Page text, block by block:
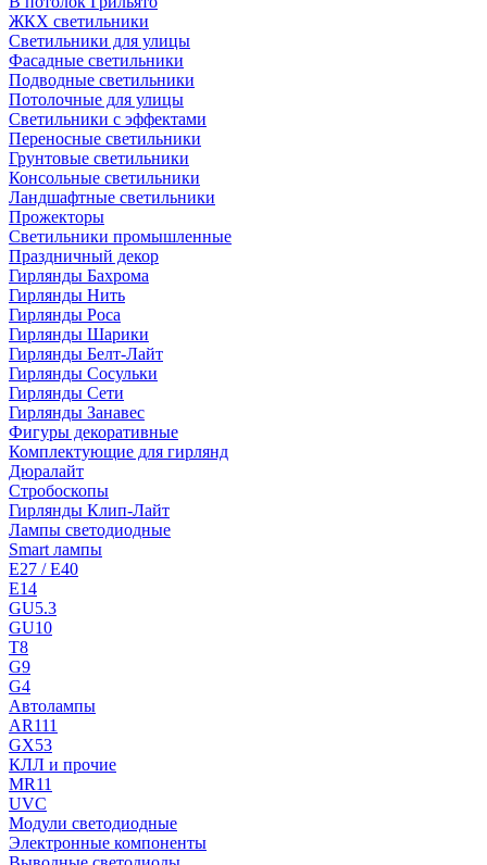
ЖКХ светильники
Светильники для улицы
Фасадные светильники
Подводные светильники
Потолочные для улицы
Светильники с эффектами
Переносные светильники
Грунтовые светильники
Консольные светильники
Ландшафтные светильники
Прожекторы
Светильники промышленные
Праздничный декор
Гирлянды Бахрома
Гирлянды Нить
Гирлянды Роса
Гирлянды Шарики
Гирлянды Белт-Лайт
Гирлянды Сосульки
Гирлянды Сети
Гирлянды Занавес
Фигуры декоративные
Комплектующие для гирлянд
Дюралайт
Стробоскопы
Гирлянды Клип-Лайт
Лампы светодиодные
Smart лампы
E27 / E40
E14
GU5.3
GU10
T8
G9
G4
Автолампы
AR111
GX53
КЛЛ и прочие
MR11
UVC
Модули светодиодные
Электронные компоненты